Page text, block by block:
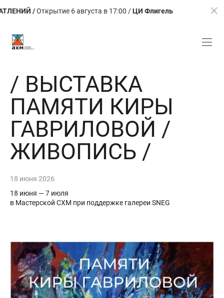
/Открытие 6 августа в 17:00 / ЦИ Флигель ЛЕТО.
/ ВЫСТАВКА
ПАМЯТИ КИРЫ
ГАВРИЛОВОЙ /
ЖИВОПИСЬ /
18 июня 2026
18 июня — 7 июля
в Мастерской СХМ при поддержке галереи SNEG